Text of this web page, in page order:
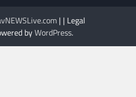
| | Legal
byWordPress.